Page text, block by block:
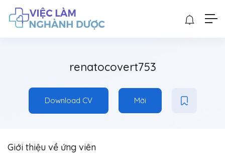
renatocovert753
Download CV Mời
Giới thiệu về ứng viên